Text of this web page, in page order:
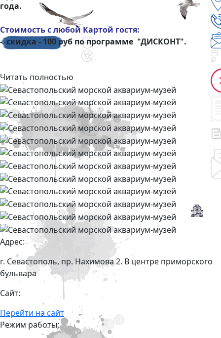
года.
Стоимость с любой Картой гостя:
- скидка - 100 руб по программе "ДИСКОНТ".
Читать полностью
Адрес:
г. Севастополь, пр. Нахимова 2. В центре приморского
бульвара
Сайт:
Перейти на сайт
Режим работы: